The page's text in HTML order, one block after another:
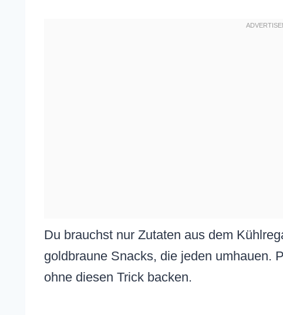
Du brauchst nur Zutaten aus dem
goldbraune Snacks, die jeden umhauen.
ohne diesen Trick backen.